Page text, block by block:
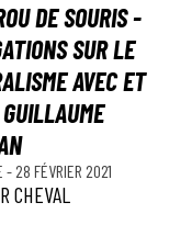
DE SOURIS -
SUR LE
AVEC ET
- 28 FÉVRIER 2021
CHEVAL